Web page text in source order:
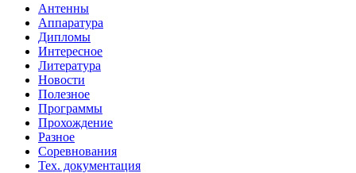
Антенны
Аппаратура
Дипломы
Интересное
Литература
Новости
Полезное
Программы
Прохождение
Разное
Соревнования
Тех. документация